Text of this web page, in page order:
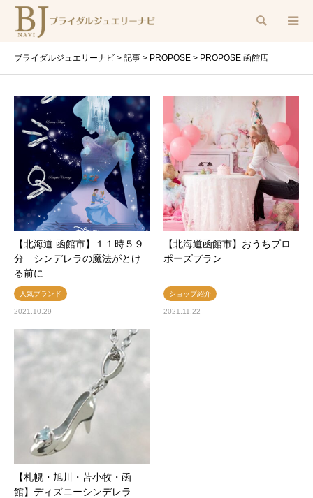
検索
ブライダルジュエリーナビ > 記事 > PROPOSE > PROPOSE 函館店
【北海道 函館市】１１時５９
分 シンデレラの魔法がとけ
る前に
人気ブランド
2021.10.29
【北海道函館市】おうちプロ
ポーズプラン
ショップ紹介
2021.11.22
【札幌・旭川・苫小牧・函
館】ディズニーシンデレラ